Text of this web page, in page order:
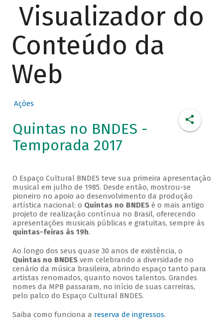
Visualizador do
Conteúdo da
Web
Ações
Quintas no BNDES -
Temporada 2017
O Espaço Cultural BNDES teve sua primeira apresentação
musical em julho de 1985. Desde então, mostrou-se
pioneiro no apoio ao desenvolvimento da produção
artística nacional: o Quintas no BNDESé o mais antigo
projeto de realização contínua no Brasil, oferecendo
apresentações musicais públicas e gratuitas, sempre às
quintas-feiras às 19h.
Ao longo dos seus quase 30 anos de existência, o
Quintas no BNDESvem celebrando a diversidade no
cenário da música brasileira, abrindo espaço tanto para
artistas renomados, quanto novos talentos. Grandes
nomes da MPB passaram, no início de suas carreiras,
pelo palco do Espaço Cultural BNDES.
Saiba como funciona a reserva de ingressos.